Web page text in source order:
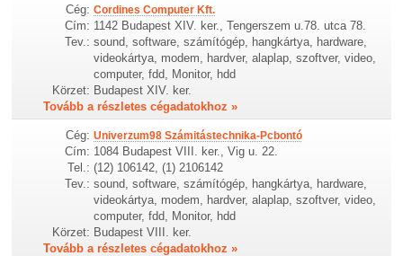
Cég: Cordines Computer Kft.
Cím: 1142 Budapest XIV. ker., Tengerszem u.78. utca 78.
Tev.: sound, software, számítógép, hangkártya, hardware,
videokártya, modem, hardver, alaplap, szoftver, video,
computer, fdd, Monitor, hdd
Körzet: Budapest XIV. ker.
Tovább a részletes cégadatokhoz »
Cég: Univerzum98 Számitástechnika-Pcbontó
Cím: 1084 Budapest VIII. ker., Vig u. 22.
Tel.: (12) 106142, (1) 2106142
Tev.: sound, software, számítógép, hangkártya, hardware,
videokártya, modem, hardver, alaplap, szoftver, video,
computer, fdd, Monitor, hdd
Körzet: Budapest VIII. ker.
Tovább a részletes cégadatokhoz »